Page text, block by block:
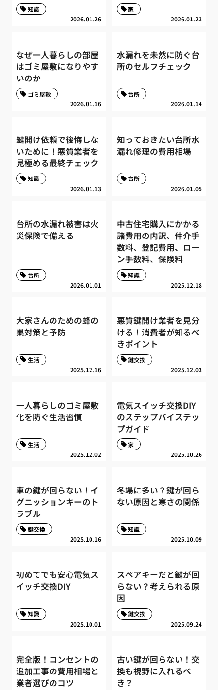
2026.01.26
知識
2026.01.23
家
なぜ一人暮らしの部屋
はゴミ屋敷になりやす
いのか
2026.01.16
ゴミ屋敷
水漏れを未然に防ぐ台
所のセルフチェック
2026.01.14
台所
鍵開け依頼で後悔しな
いために！悪質業者を
見極める最終チェック
2026.01.13
知識
知っておきたい台所水
漏れ修理の費用相場
2026.01.05
台所
台所の水漏れ被害は火
災保険で備える
2026.01.01
台所
中古住宅購入にかかる
諸費用の内訳、仲介手
数料、登記費用、ロー
ン手数料、保険料
2025.12.18
知識
大家さんのための蜂の
巣対策と予防
2025.12.16
生活
悪質鍵開け業者を見分
ける！消費者が知るべ
きポイント
2025.12.03
鍵交換
一人暮らしのゴミ屋敷
化を防ぐ生活習慣
2025.12.02
生活
電気スイッチ交換DIY
のステップバイステッ
プガイド
2025.10.26
家
車の鍵が回らない！イ
グニッションキーのト
ラブル
2025.10.16
鍵交換
冬場に多い？鍵が回ら
ない原因と寒さの関係
2025.10.09
知識
初めてでも安心電気ス
イッチ交換DIY
2025.10.01
知識
スペアキーだと鍵が回
らない？考えられる原
因
2025.09.24
鍵交換
完全版！コンセントの
追加工事の費用相場と
業者選びのコツ
古い鍵が回らない！交
換も視野に入れるべ
き？